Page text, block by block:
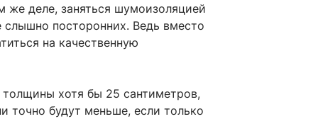
же деле, заняться шумоизоляцией
слышно посторонних. Ведь вместо
на качественную
хотя бы 25 сантиметров,
точно будут меньше, если только